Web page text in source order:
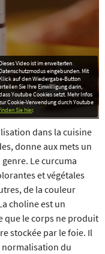
Dieses Video ist im erweiterten
Datenschutzmodus eingebunden. Mit
Klick auf den Wiedergabe-Button
Sie Ihre Einwilligung darin,
Youtube Cookies setzt. Mehr Infos
Cookie-Verwendung durch Youtube
Sie hier.
dans la cuisine
donne aux mets un
Le curcuma
et végétales
de la couleur
choline est un
que le corps ne produit
stockée par le foie. Il
normalisation du